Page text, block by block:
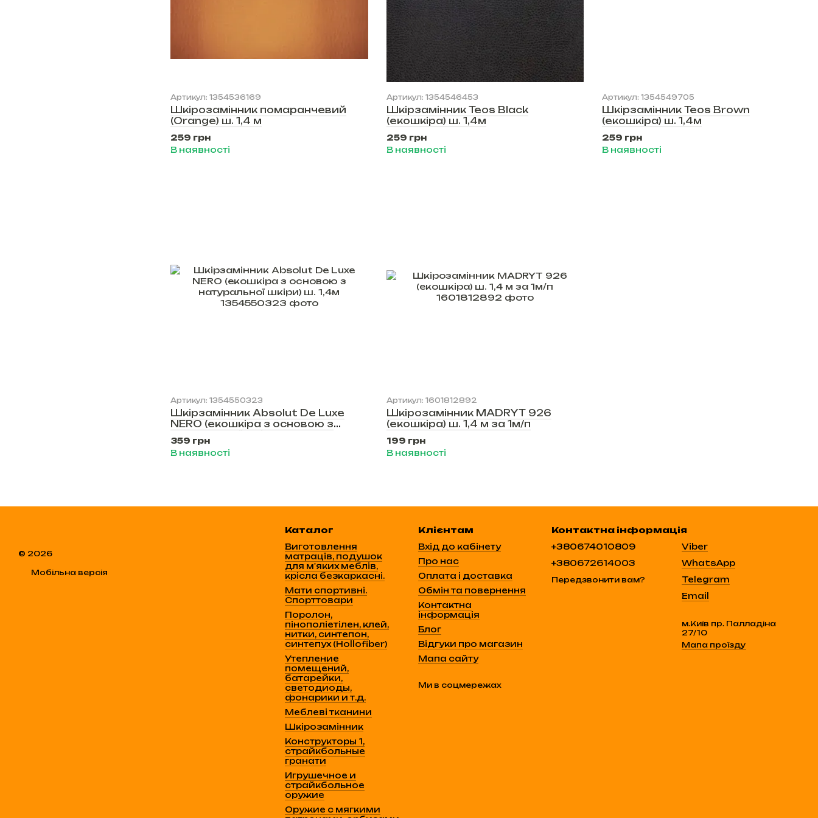
Артикул: 1354536169
Шкірозамінник помаранчевий
(Orange) ш. 1,4 м
259 грн
В наявності
Артикул: 1354546453
Шкірзамінник Teos Black
(екошкіра) ш. 1,4м
259 грн
В наявності
Артикул: 1354549705
Шкірзамінник Teos Brown
(екошкіра) ш. 1,4м
259 грн
В наявності
Артикул: 1354550323
Шкірзамінник Absolut De Luxe
NERO (екошкіра з основою з
натуральної шкіри) ш. 1,4м
359 грн
В наявності
Артикул: 1601812892
Шкірозамінник MADRYT 926
(екошкіра) ш. 1,4 м за 1м/п
199 грн
В наявності
© 2026
Мобільна версія
Каталог
Виготовлення
матраців, подушок
для м'яких меблів,
крісла безкаркасні.
Мати спортивні.
Спорттовари
Поролон,
пінополіетілен, клей,
нитки, синтепон,
синтепух (Hollofiber)
Утепление
помещений,
батарейки,
светодиоды,
фонарики и т.д.
Меблеві тканини
Шкірозамінник
Конструкторы 1,
страйкбольные
гранати
Игрушечное и
страйкбольное
оружие
Оружие с мягкими
Клієнтам
Вхід до кабінету
Про нас
Оплата і доставка
Обмін та повернення
Контактна
інформація
Блог
Відгуки про магазин
Мапа сайту
Ми в соцмережах
Контактна інформація
+380674010809
+380672614003
Передзвонити вам?
Viber
WhatsApp
Telegram
Email
м.Київ пр. Палладіна
27/10
Мапа проїзду